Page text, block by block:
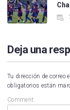
Deja una
Tu dirección de correo
obligatorios están
Comment